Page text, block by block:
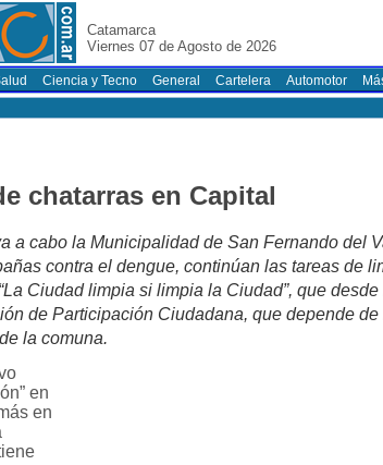
Catamarca
Viernes 07 de Agosto de 2026
Ciencia y Tecno General Cartelera Automotor
chatarras en Capital
a cabo la Municipalidad de San Fernando del
contra el dengue, continúan las tareas de
Ciudad limpia si limpia la Ciudad”, que desde
de Participación Ciudadana, que depende de
la comuna.
en
en